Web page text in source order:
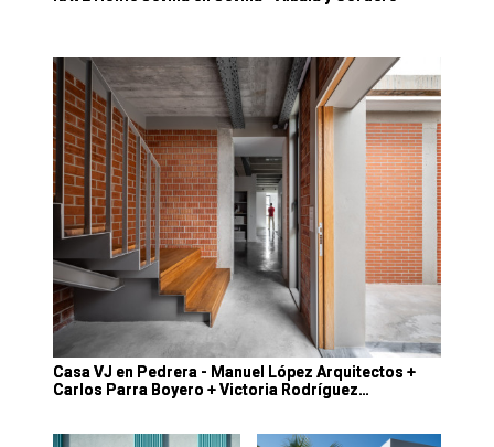
Casa VJ en Pedrera - Manuel López Arquitectos +
Carlos Parra Boyero + Victoria Rodríguez…